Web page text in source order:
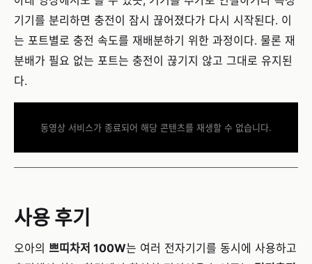
기기를 분리하면 충전이 잠시 끊어졌다가 다시 시작된다. 이
는 포트별로 충전 속도를 재배분하기 위한 과정이다. 물론 재
분배가 필요 없는 포트는 충전이 끊기지 않고 그대로 유지된
다.
동영상 서비스가 종료되어 해당 콘텐츠를 재생할 수 없습니다.
사용 후기
오아의 쁘띠차저 100W는 여러 전자기기를 동시에 사용하고